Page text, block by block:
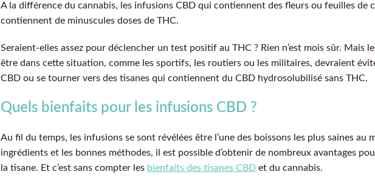
A la différence du cannabis, les infusions CBD qui contiennent des fleurs ou feuilles de
contiennent de minuscules doses de THC.
Seraient-elles assez pour déclencher un test positif au THC ? Rien n’est mois sûr. Mais
être dans cette situation, comme les sportifs, les routiers ou les militaires, devraient
CBD ou se tourner vers des tisanes qui contiennent du CBD hydrosolubilisé sans THC.
Quels bienfaits pour les infusions CBD ?
Au fil du temps, les infusions se sont révélées être l’une des boissons les plus saines au
ingrédients et les bonnes méthodes, il est possible d’obtenir de nombreux avantages
la tisane. Et c’est sans compter les bienfaits des tisanes CBDet du cannabis.